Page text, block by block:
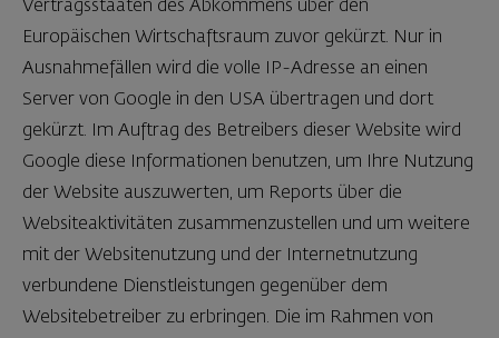
Vertragsstaaten des Abkommens über den
Europäischen Wirtschaftsraum zuvor gekürzt. Nur in
Ausnahmefällen wird die volle IP-Adresse an einen
Server von Google in den USA übertragen und dort
gekürzt. Im Auftrag des Betreibers dieser Website wird
Google diese Informationen benutzen, um Ihre Nutzung
der Website auszuwerten, um Reports über die
Websiteaktivitäten zusammenzustellen und um weitere
mit der Websitenutzung und der Internetnutzung
verbundene Dienstleistungen gegenüber dem
Websitebetreiber zu erbringen. Die im Rahmen von